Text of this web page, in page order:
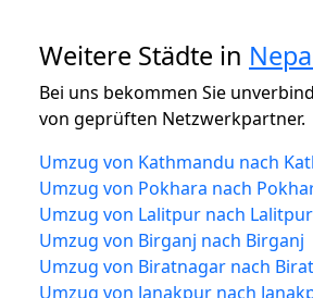
Weitere Städte in
Bei uns bekommen Sie
von geprüften Netzwerkpartner.
Umzug von Kathmandu nach
Umzug von Pokhara nach
Umzug von Lalitpur nach Lalitpur
Umzug von Birganj nach Birganj
Umzug von Biratnagar nach
Umzug von Janakpur nach